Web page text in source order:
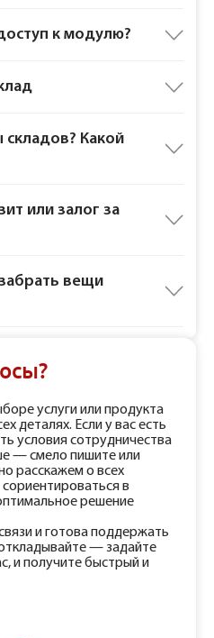
к модулю?
Какой
или залог за
вещи
услуги или продукта
деталях. Если у вас есть
условия сотрудничества
— смело пишите или
расскажем о всех
в
решение
и готова поддержать
— задайте
и получите быстрый и